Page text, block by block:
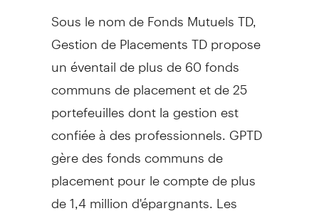
Sous le nom de Fonds Mutuels TD,
Gestion de Placements TD propose
un éventail de plus de 60 fonds
communs de placement et de 25
portefeuilles dont la gestion est
confiée à des professionnels. GPTD
gère des fonds communs de
placement pour le compte de plus
de 1,4 million d'épargnants. Les